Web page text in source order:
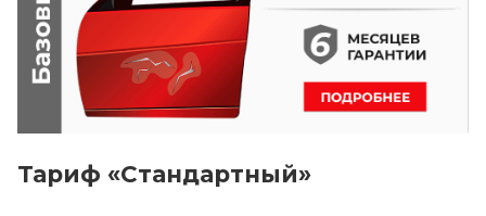
Тариф «Стандартный»